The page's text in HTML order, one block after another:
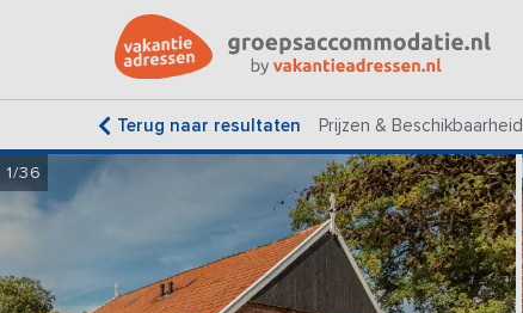
Terug naar resultaten Prijzen & Beschikbaarheid
1/36